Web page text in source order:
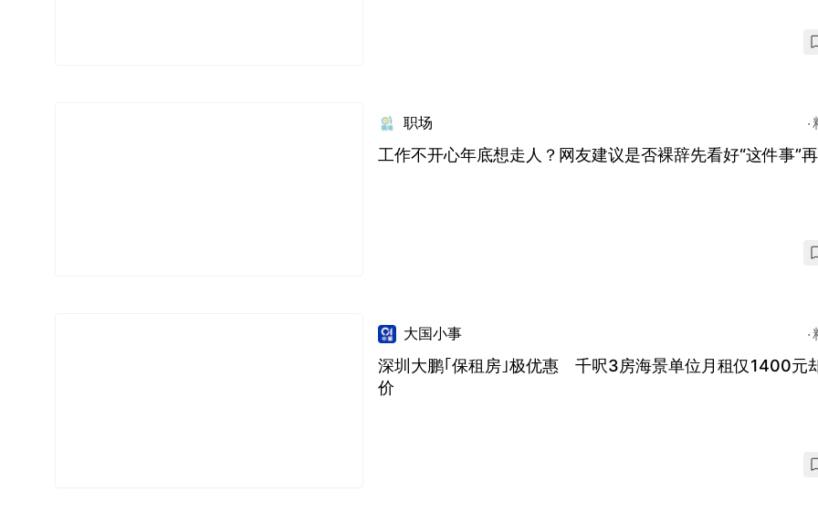
职场
工作不开心年底想走人？网友建议是否裸辞先看好“这件事”
大国小事
深圳大鹏｢保租房｣极优惠 千呎3房海景单位月租仅1400元
价